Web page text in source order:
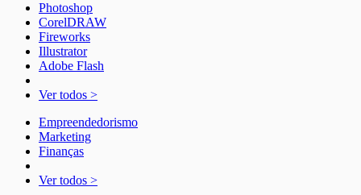
Photoshop
CorelDRAW
Fireworks
Illustrator
Adobe Flash
Ver todos >
Empreendedorismo
Marketing
Finanças
Ver todos >